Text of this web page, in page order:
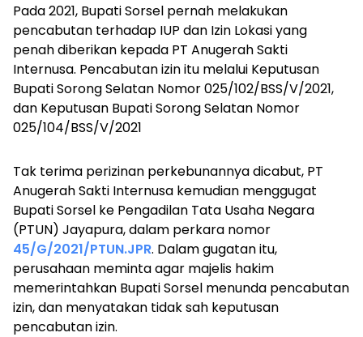
Pada 2021, Bupati Sorsel pernah melakukan
pencabutan terhadap IUP dan Izin Lokasi yang
penah diberikan kepada PT Anugerah Sakti
Internusa. Pencabutan izin itu melalui Keputusan
Bupati Sorong Selatan Nomor 025/102/BSS/V/2021,
dan Keputusan Bupati Sorong Selatan Nomor
025/104/BSS/V/2021
Tak terima perizinan perkebunannya dicabut, PT
Anugerah Sakti Internusa kemudian menggugat
Bupati Sorsel ke Pengadilan Tata Usaha Negara
(PTUN) Jayapura, dalam perkara nomor
45/G/2021/PTUN.JPR. Dalam gugatan itu,
perusahaan meminta agar majelis hakim
memerintahkan Bupati Sorsel menunda pencabutan
izin, dan menyatakan tidak sah keputusan
pencabutan izin.